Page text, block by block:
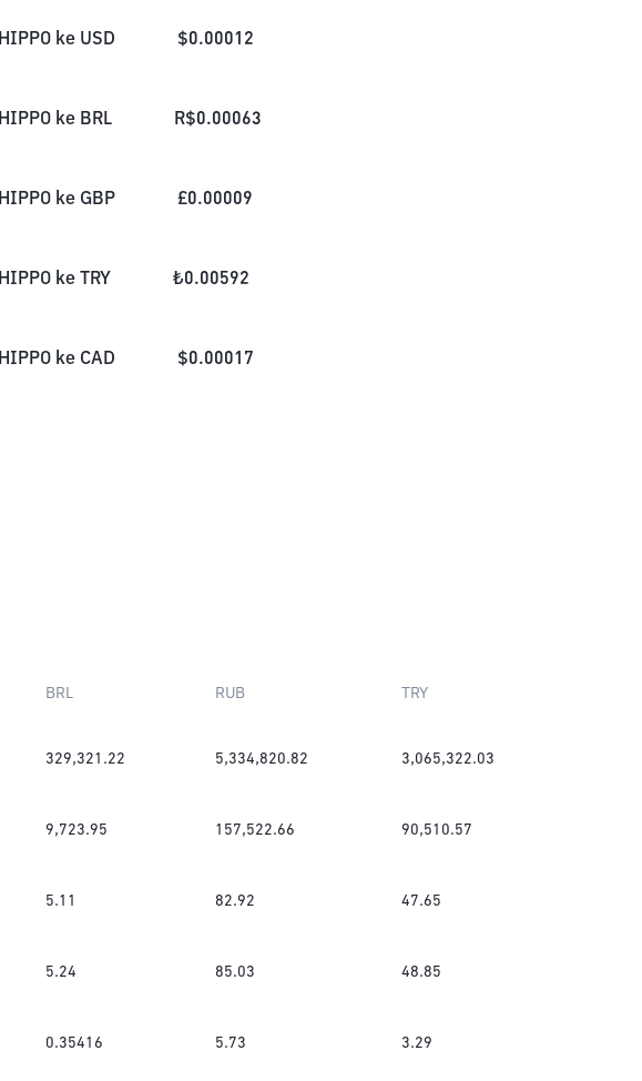
HIPPO ke USD $0.00012
HIPPO ke BRL R$0.00063
HIPPO ke GBP £0.00009
HIPPO ke TRY ₺0.00592
HIPPO ke CAD $0.00017
BRL RUB TRY
329,321.22 5,334,820.82 3,065,322.03
9,723.95 157,522.66 90,510.57
5.11 82.92 47.65
5.24 85.03 48.85
0.35416 5.73 3.29